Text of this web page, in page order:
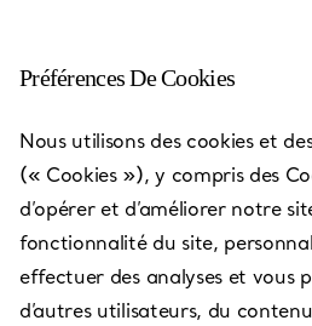
Les adresses Tiffany &
Pays/Région
Préférences De Cookies
Nous utilisons des cookies et
(« Cookies »), y compris des
d’opérer et d’améliorer notre
fonctionnalité du site,
effectuer des analyses et vous
d’autres utilisateurs, du